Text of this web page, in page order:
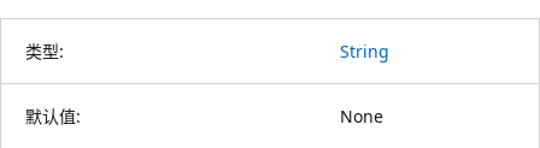
类型: String
默认值: None